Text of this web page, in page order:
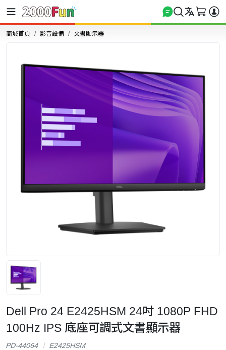
商城首頁 影音設備 文書顯示器
Dell Pro 24 E2425HSM 24吋 1080P FHD
100Hz IPS 底座可調式文書顯示器
PD-44064
E2425HSM